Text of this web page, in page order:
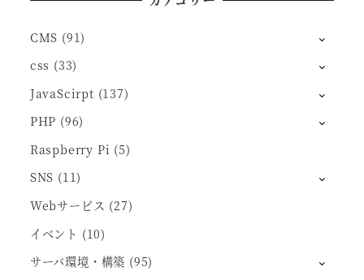
CMS (91)
css (33)
JavaScirpt (137)
PHP (96)
Raspberry Pi (5)
SNS (11)
Webサービス (27)
イベント (10)
サーバ環境・構築 (95)